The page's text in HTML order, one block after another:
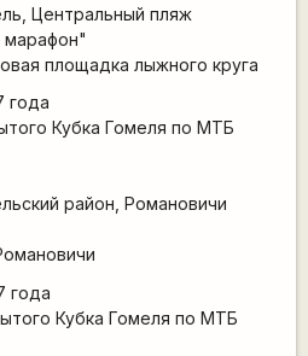
Центральный пляж
площадка лыжного круга
года
Кубка Гомеля по МТБ
район, Романовичи
года
Кубка Гомеля по МТБ